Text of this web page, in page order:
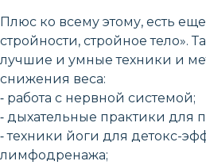
Плюс ко всему этому, есть
стройности, стройное тело».
лучшие и умные техники и
снижения веса:
⁃ работа с нервной системой;
⁃ дыхательные практики для
⁃ техники йоги для детокс-
лимфодренажа;